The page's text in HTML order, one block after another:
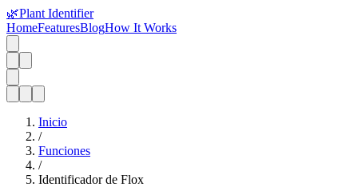
🌿Plant Identifier
HomeFeaturesBlogHow It Works
Inicio
/
Funciones
/
Identificador de Flox